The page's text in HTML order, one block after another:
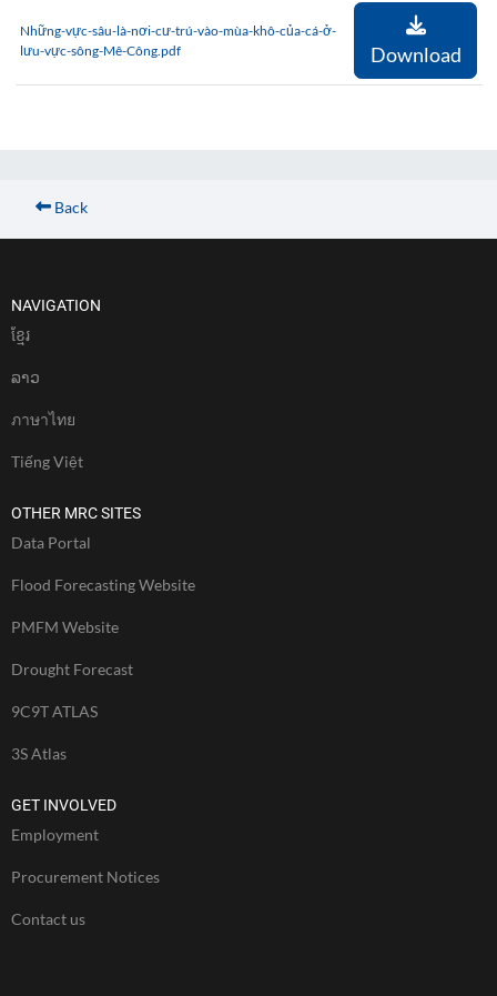
Những-vực-sâu-là-nơi-cư-trú-vào-mùa-khô-của-cá-ở-
lưu-vực-sông-Mê-Công.pdf
Download
Back
NAVIGATION
ខែ្មរ
ລາວ
ภาษาไทย
Tiếng Việt
OTHER MRC SITES
Data Portal
Flood Forecasting Website
PMFM Website
Drought Forecast
9C9T ATLAS
3S Atlas
GET INVOLVED
Employment
Procurement Notices
Contact us